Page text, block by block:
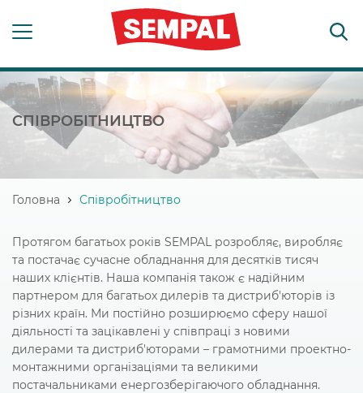
СПІВРОБІТНИЦТВО
Головна Співробітництво
Протягом багатьох років SEMPAL розробляє, виробляє
та постачає сучасне обладнання для десятків тисяч
наших клієнтів. Наша компанія також є надійним
партнером для багатьох дилерів та дистриб'юторів із
різних країн. Ми постійно розширюємо сферу нашої
діяльності та зацікавлені у співпраці з новими
дилерами та дистриб'юторами – грамотними проектно-
монтажними організаціями та великими
постачальниками енергозберігаючого обладнання.